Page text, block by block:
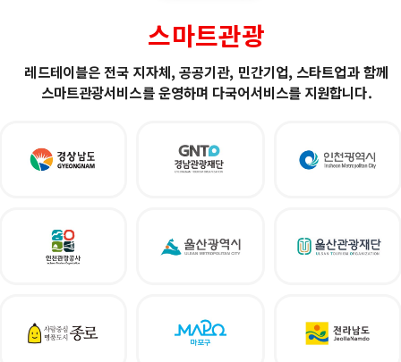
스마트관광
레드테이블은 전국 지자체, 공공기관, 민간기업, 스타트업과 함께
스마트관광서비스를 운영하며 다국어서비스를 지원합니다.